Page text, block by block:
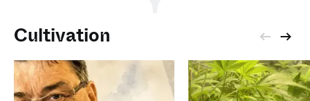
Cultivation